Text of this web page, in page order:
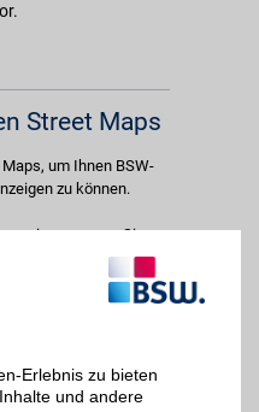
Street Maps
um Ihnen BSW-
zu können.
passen Sie
an und erlauben
Auswahl können Sie
Einstellungen im
ändern.
anpassen
Erlebnis zu bieten
und andere